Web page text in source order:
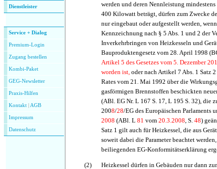
Dienstleister
Service + Dialog
Premium-Login
Zugang bestellen
Kombi-Paket
GEG-Newsletter
Praxis-Hilfen
Kontakt AGB
Impressum
Datenschutz
werden und deren Nennleistung
400 Kilowatt beträgt, dürfen zum Zwecke
nur eingebaut oder aufgestellt werden,
Kennzeichnung nach § 5 Abs. 1 und 2 der
Inverkehrbringen von Heizkesseln und
Bauproduktengesetz vom 28. April 1998
Artikel 5 des Gesetzes vom 5. Dezember
worden ist, oder nach Artikel 7 Abs. 1 Satz
Rates vom 21. Mai 1992 über die
gasförmigen Brennstoffen beschickten
(ABl. EG Nr. L 167 S. 17, L 195 S. 32), die
2008/28/EG des Europäischen Parlaments
2008 (ABl. L 81 vom 20.3.2008, S. 48)
Satz 1 gilt auch für Heizkessel, die aus
soweit dabei die Parameter beachtet
beiliegenden EG-Konformitätserklärung
(2)
Heizkessel dürfen in Gebäuden nur dann